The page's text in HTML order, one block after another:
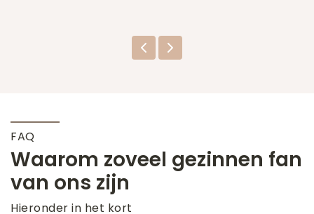
FAQ
Waarom zoveel gezinnen fan
van ons zijn
Hieronder in het kort